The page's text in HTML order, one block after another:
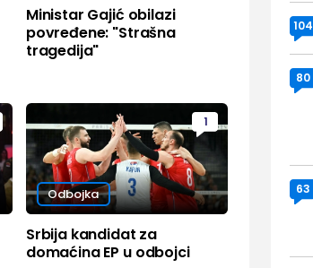
Ministar Gajić obilazi
povređene: "Strašna
tragedija"
1
Odbojka
Srbija kandidat za
domaćina EP u odbojci
104
80
63